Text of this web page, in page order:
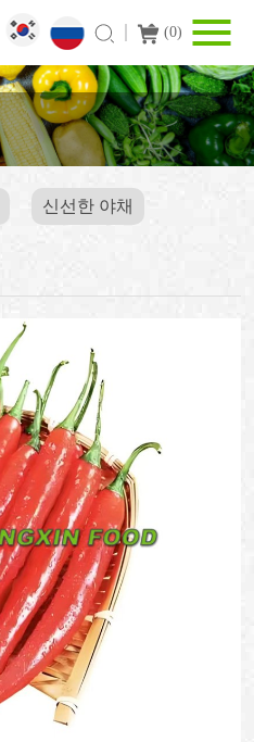
(0)
신선한 야채